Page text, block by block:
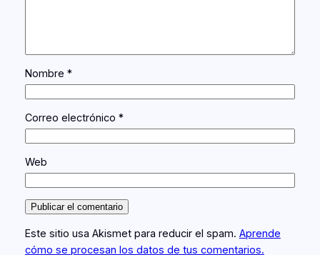
Nombre *
Correo electrónico *
Web
Este sitio usa Akismet para reducir el spam. Aprende
cómo se procesan los datos de tus comentarios.